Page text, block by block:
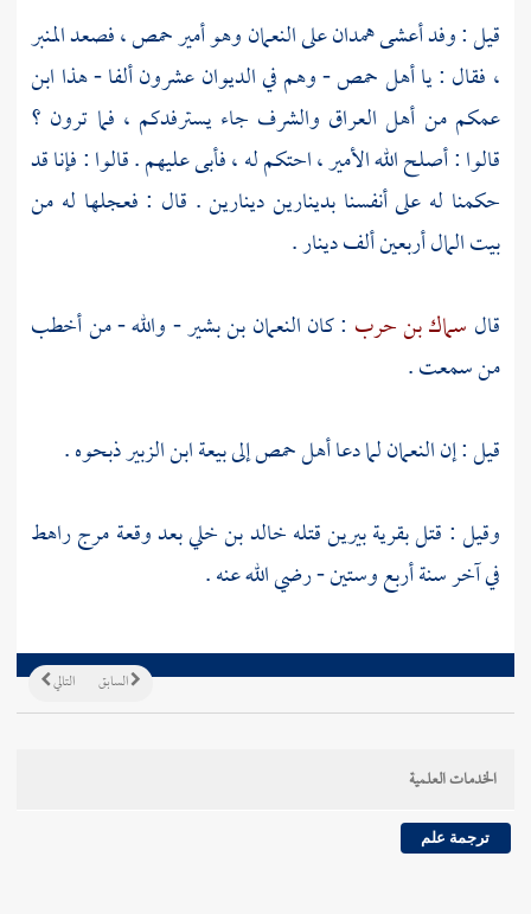
قيل : وفدأعشىهمدانعلىالنعمانوهو أميرحمص، فصعد المنبر
، فقال : ياأهلحمص- وهم في الديوان عشرون ألفا - هذا ابن
عمكم من أهل العراق والشرف جاء يسترفدكم ، فما ترون ؟
قالوا : أصلح الله الأمير ، احتكم له ، فأبى عليهم . قالوا : فإنا قد
حكمنا له على أنفسنا بدينارين دينارين . قال : فعجلها له من
بيت المال أربعين ألف دينار .
قال سماك بن حرب : كانالنعمان بن بشير- والله - من أخطب
من سمعت .
قيل : إنالنعمانلما دعا أهلحمصإلى بيعةابن الزبيرذبحوه .
وقيل : قتل بقريةبيرينقتلهخالد بن خليبعد وقعة مرج راهط
في آخر سنة أربع وستين - رضي الله عنه .
التالي السابق
الخدمات العلمية
ترجمة علم